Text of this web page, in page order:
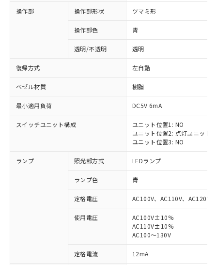
操作部 操作部形状 ツマミ形
操作部色 青
透明/不透明 透明
復帰方式 左自動
ベゼル材質 樹脂
最小適用負荷 DC5V 6mA
スイッチユニット構成
ユニット位置1: NO
ユニット位置2: 点灯ユニット
ユニット位置3: NO
ランプ 照光部方式 LEDランプ
ランプ色 青
定格電圧 AC100V、AC110V、AC120V
使用電圧
AC100V±10%
AC110V±10%
AC100～130V
定格電流 12mA
対応済み：EU RoHS指令（10物質）の
非含有に対応した製品が提供可能な商品で